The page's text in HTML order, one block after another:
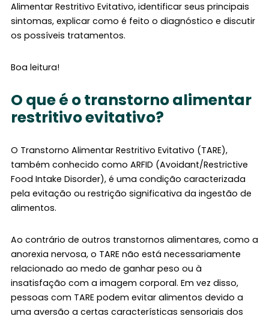
Alimentar Restritivo Evitativo, identificar seus principais
sintomas, explicar como é feito o diagnóstico e discutir
os possíveis tratamentos.
Boa leitura!
O que é o transtorno alimentar
restritivo evitativo?
O Transtorno Alimentar Restritivo Evitativo (TARE),
também conhecido como ARFID (Avoidant/Restrictive
Food Intake Disorder), é uma condição caracterizada
pela evitação ou restrição significativa da ingestão de
alimentos.
Ao contrário de outros transtornos alimentares, como a
anorexia nervosa, o TARE não está necessariamente
relacionado ao medo de ganhar peso ou à
insatisfação com a imagem corporal. Em vez disso,
pessoas com TARE podem evitar alimentos devido a
uma aversão a certas características sensoriais dos